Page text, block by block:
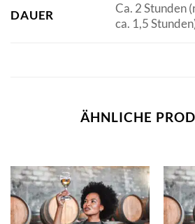
DAUER
Ca. 2 Stunden
ca. 1,5
ÄHNLICHE